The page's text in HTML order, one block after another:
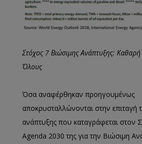
Στόχος 7 Βιώσιμης Ανάπτυξης: Καθαρή
Όλους
Όσα αναφέρθηκαν προηγουμένως
αποκρυσταλλώνονται στην επιταγή
ανάπτυξης που καταγράφεται στον
Agenda 2030 της για την Βιώσιμη